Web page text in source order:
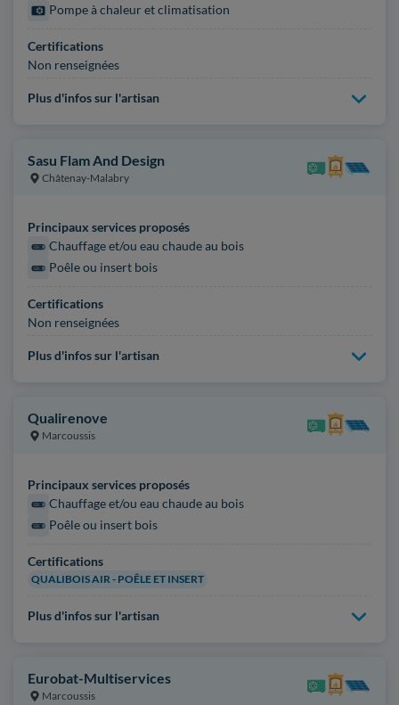
Pompe à chaleur et climatisation
Certifications
Non renseignées
Plus d'infos sur l'artisan
Sasu Flam And Design
Châtenay-Malabry
Principaux services proposés
Chauffage et/ou eau chaude au bois
Poêle ou insert bois
Certifications
Non renseignées
Plus d'infos sur l'artisan
Qualirenove
Marcoussis
Principaux services proposés
Chauffage et/ou eau chaude au bois
Poêle ou insert bois
Certifications
QUALIBOIS AIR - POÊLE ET INSERT
Plus d'infos sur l'artisan
Eurobat-Multiservices
Marcoussis